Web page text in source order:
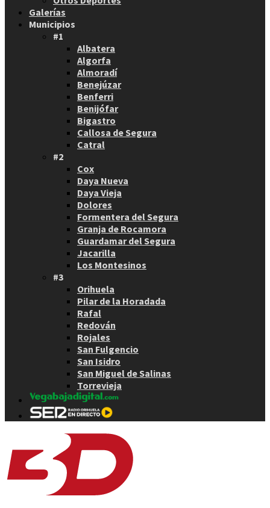
Galerías
Municipios
#1
Albatera
Algorfa
Almoradí
Benejúzar
Benferri
Benijófar
Bigastro
Callosa de Segura
Catral
#2
Cox
Daya Nueva
Daya Vieja
Dolores
Formentera del Segura
Granja de Rocamora
Guardamar del Segura
Jacarilla
Los Montesinos
#3
Orihuela
Pilar de la Horadada
Rafal
Redován
Rojales
San Fulgencio
San Isidro
San Miguel de Salinas
Torrevieja